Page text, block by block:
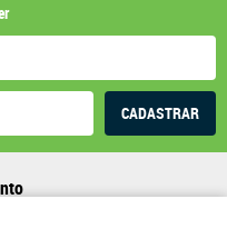
CADASTRAR